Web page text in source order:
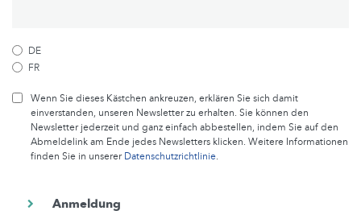
DE
FR
Wenn Sie dieses Kästchen ankreuzen, erklären Sie sich damit
einverstanden, unseren Newsletter zu erhalten. Sie können den
Newsletter jederzeit und ganz einfach abbestellen, indem Sie auf den
Abmeldelink am Ende jedes Newsletters klicken. Weitere Informationen
finden Sie in unsererDatenschutzrichtlinie.